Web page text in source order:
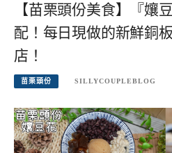
【苗栗頭份美食】『孃
配！每日現做的新鮮銅
店！
苗栗頭份 SILLYCOUPLEBLOG